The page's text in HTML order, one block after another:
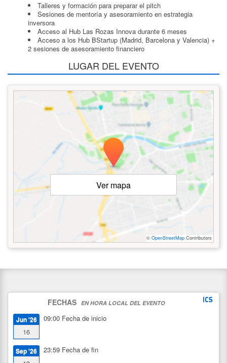
Talleres y formación para preparar el pitch
Sesiones de mentoría y asesoramiento en estrategia
inversora
Acceso al Hub Las Rozas Innova durante 6 meses
Acceso a los Hub BStartup (Madrid, Barcelona y Valencia) +
2 sesiones de asesoramiento financiero
LUGAR DEL EVENTO
Ver mapa
© OpenStreetMap Contributors
FECHAS EN HORA LOCAL DEL EVENTO
Jun '26
16
09:00 Fecha de inicio
Sep '26 23:59 Fecha de fin